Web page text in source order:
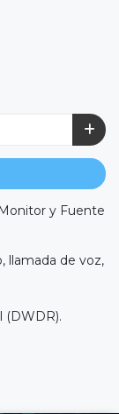
y Fuente
llamada de voz,
(DWDR).